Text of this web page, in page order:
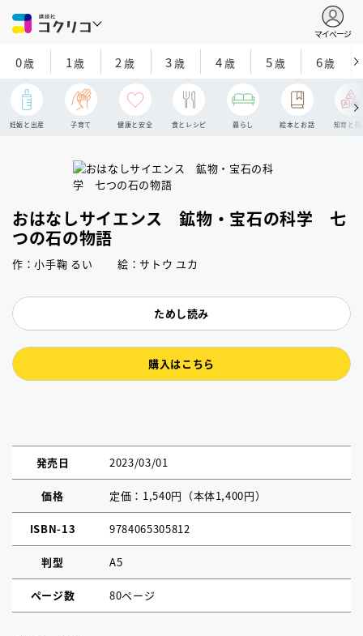
マイページ
0歳 1歳 2 歳 3歳 4歳 5歳 6歳
妊娠と出産 子育て 健康と安全 食とレシピ 暮らし 絵本とお話 知育と探
おはなしサイエンス 鉱物・宝石の科学 七
つの石の物語
作：小手鞠 るい 絵：サトウ ユカ
ためし読み
購入はこちら
発売日 2023/03/01
価格 定価：1,540円（本体1,400円）
ISBN-13 9784065305812
判型 A5
ページ数 80ページ